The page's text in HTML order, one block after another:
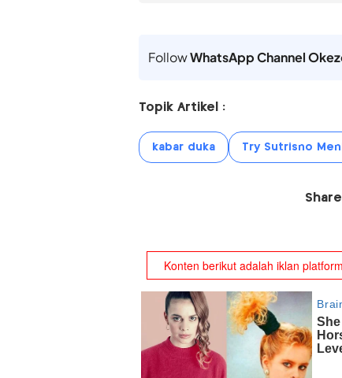
FollowWhatsApp Channel
Topik Artikel :
kabar duka Try Sutrisno
Share